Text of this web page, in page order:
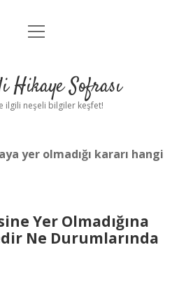
Anasayfa
Yasal Uyarı
menüyü
Hikaye Sofrası
ilgili neşeli bilgiler keşfet!
yer olmadığı kararı hangi
Yer Olmadığına
Ne Durumlarında